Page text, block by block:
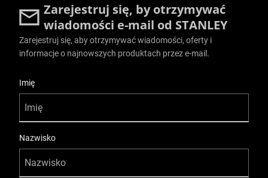
Zarejestruj się, by otrzymywać
wiadomości e-mail od STANLEY
Zarejestruj się, aby otrzymywać wiadomości, oferty i
informacje o najnowszych produktach przez e-mail.
Imię
Nazwisko